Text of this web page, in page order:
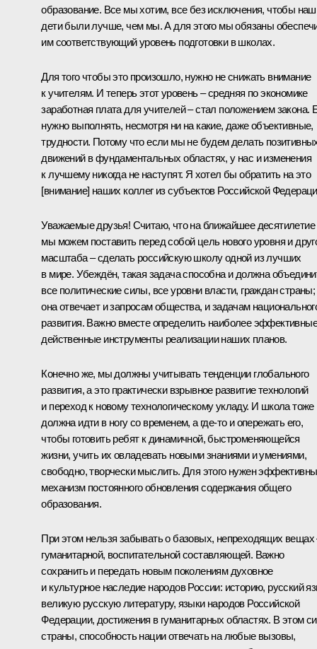
образование. Все мы хотим, все без исключения, чтобы
дети были лучше, чем мы. А для этого мы обязаны
им соответствующий уровень подготовки в школах.
Для того чтобы это произошло, нужно не снижать внимание
к учителям. И теперь этот уровень – средняя по экономике
заработная плата для учителей – стал положением закона.
нужно выполнять, несмотря ни на какие, даже объективные,
трудности. Потому что если мы не будем делать
движений в фундаментальных областях, у нас и изменения
к лучшему никогда не наступят. Я хотел бы обратить на это
[внимание] наших коллег из субъектов Российской
Уважаемые друзья! Считаю, что на ближайшее десятилетие
мы можем поставить перед собой цель нового уровня и
масштаба – сделать российскую школу одной из лучших
в мире. Убеждён, такая задача способна и должна
все политические силы, все уровни власти, граждан страны;
она отвечает и запросам общества, и задачам
развития. Важно вместе определить наиболее
действенные инструменты реализации наших планов.
Конечно же, мы должны учитывать тенденции глобального
развития, а это практически взрывное развитие технологий
и переход к новому технологическому укладу. И школа тоже
должна идти в ногу со временем, а где‑то и опережать его,
чтобы готовить ребят к динамичной, быстроменяющейся
жизни, учить их овладевать новыми знаниями и умениями,
свободно, творчески мыслить. Для этого нужен
механизм постоянного обновления содержания общего
образования.
При этом нельзя забывать о базовых, непреходящих вещах
гуманитарной, воспитательной составляющей. Важно
сохранить и передать новым поколениям духовное
и культурное наследие народов России: историю, русский
великую русскую литературу, языки народов Российской
Федерации, достижения в гуманитарных областях. В этом
страны, способность нации отвечать на любые вызовы,